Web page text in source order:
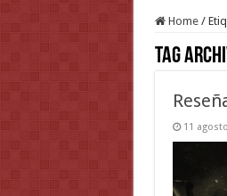
Home /
Tag
11